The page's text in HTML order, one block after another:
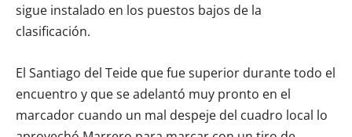
sigue instalado en los puestos bajos de la
clasificación.
El Santiago del Teide que fue superior durante todo el
encuentro y que se adelantó muy pronto en el
marcador cuando un mal despeje del cuadro local lo